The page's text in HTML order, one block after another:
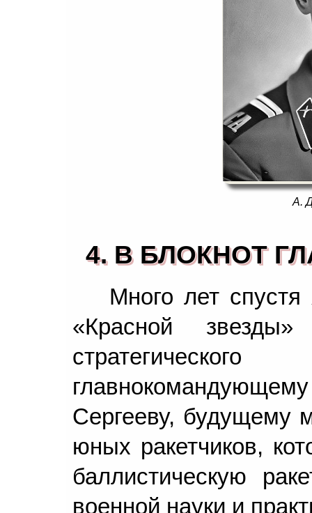
А.
4. В БЛОКНОТ
Много лет
«Красной
Сергееву, будущему
юных ракетчиков,
баллистическую
военной науки и